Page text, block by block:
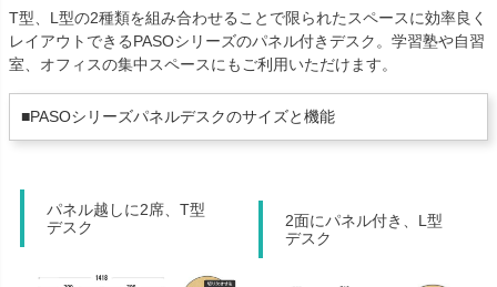
T型、L型の2種類を組み合わせることで限られたスペースに効率良く
レイアウトできるPASOシリーズのパネル付きデスク。学習塾や自習
室、オフィスの集中スペースにもご利用いただけます。
■PASOシリーズパネルデスクのサイズと機能
パネル越しに2席、T型
デスク
2面にパネル付き、L型
デスク